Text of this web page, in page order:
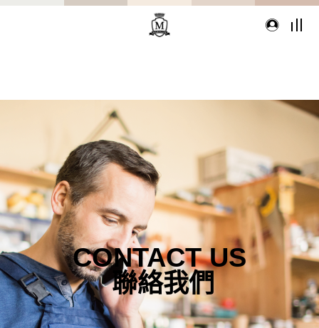
從種類找家具
沙發 桌子 座椅
櫃體 寢具 精選配件
想從風格找家具嗎?
CONTACT US
聯絡我們